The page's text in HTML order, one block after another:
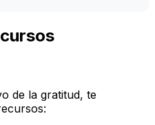
de la gratitud, te